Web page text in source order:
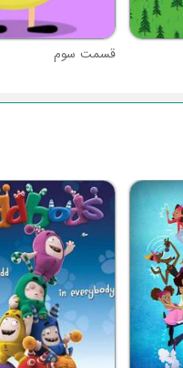
قسمت سوم